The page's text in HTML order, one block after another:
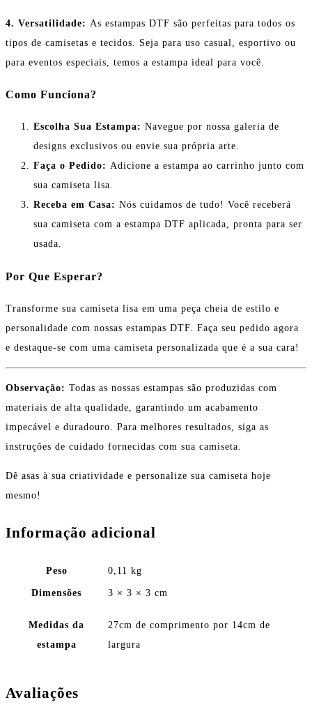
4. Versatilidade: As estampas DTF são perfeitas para todos os
tipos de camisetas e tecidos. Seja para uso casual, esportivo ou
para eventos especiais, temos a estampa ideal para você.
Como Funciona?
Escolha Sua Estampa: Navegue por nossa galeria de
designs exclusivos ou envie sua própria arte.
Faça o Pedido: Adicione a estampa ao carrinho junto com
sua camiseta lisa.
Receba em Casa: Nós cuidamos de tudo! Você receberá
sua camiseta com a estampa DTF aplicada, pronta para ser
usada.
Por Que Esperar?
Transforme sua camiseta lisa em uma peça cheia de estilo e
personalidade com nossas estampas DTF. Faça seu pedido agora
e destaque-se com uma camiseta personalizada que é a sua cara!
Observação: Todas as nossas estampas são produzidas com
materiais de alta qualidade, garantindo um acabamento
impecável e duradouro. Para melhores resultados, siga as
instruções de cuidado fornecidas com sua camiseta.
Dê asas à sua criatividade e personalize sua camiseta hoje
mesmo!
Informação adicional
Peso 0,11 kg
Dimensões 3 × 3 × 3 cm
Medidas da
estampa
27cm de comprimento por 14cm de
largura
Avaliações